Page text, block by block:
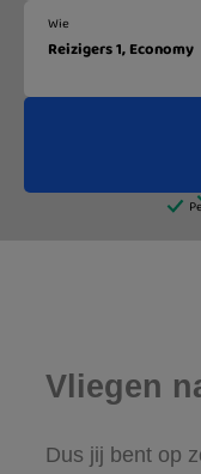
Vliegen
Dus jij bent op